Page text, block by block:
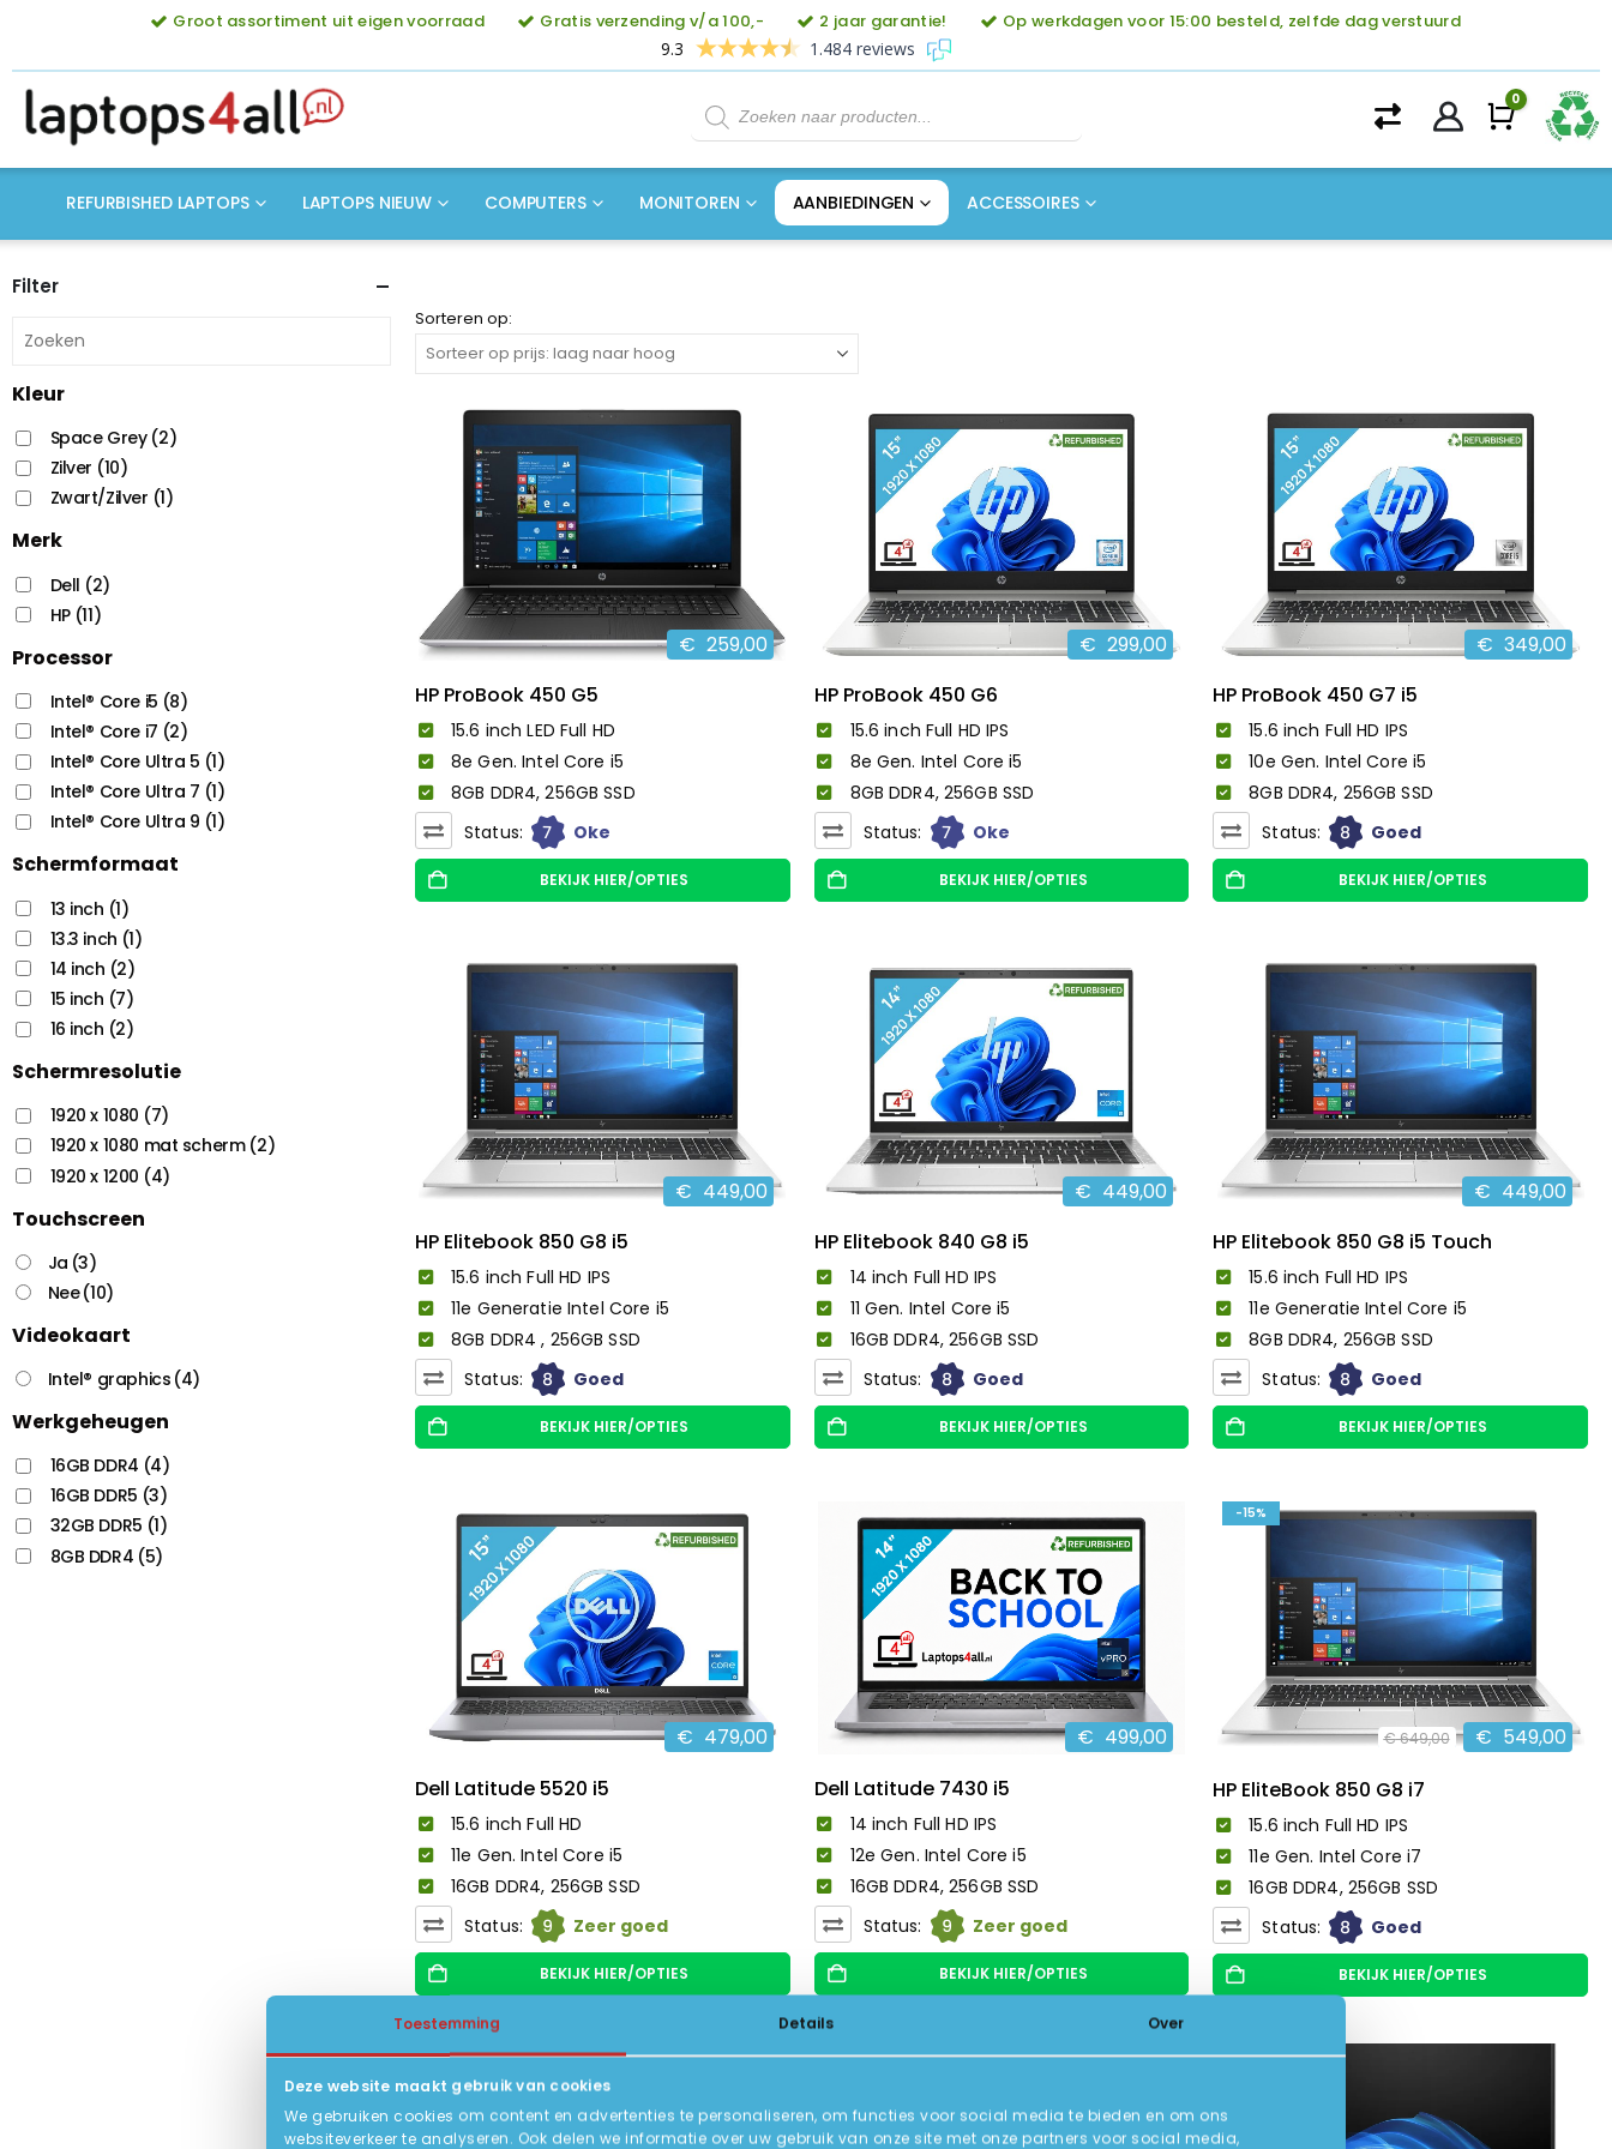
Toestemming Details Over
Deze website maakt gebruik van cookies
We gebruiken cookies om content en advertenties te personaliseren, om functies voor social media te bieden en om ons
websiteverkeer te analyseren. Ook delen we informatie over uw gebruik van onze site met onze partners voor social media,
Groot assortiment uit eigen voorraad Gratis verzending v/a 100,- 2 jaar garantie!
Op werkdagen voor 15:00 besteld, zelfde dag verstuurd
9.3
1.484 reviews
Producten
zoeken
0
REFURBISHED LAPTOPS LAPTOPS NIEUW COMPUTERS MONITOREN AANBIEDINGEN ACCESSOIRES
Sorteren op:
€ 259,00
HP ProBook 450 G5
15.6 inch LED Full HD
8e Gen. Intel Core i5
8GB DDR4, 256GB SSD
Status:
7 Oke
BEKIJK HIER/OPTIES
€ 299,00
HP ProBook 450 G6
15.6 inch Full HD IPS
8e Gen. Intel Core i5
8GB DDR4, 256GB SSD
Status:
7 Oke
BEKIJK HIER/OPTIES
€ 349,00
HP ProBook 450 G7 i5
15.6 inch Full HD IPS
10e Gen. Intel Core i5
8GB DDR4, 256GB SSD
Status:
8 Goed
BEKIJK HIER/OPTIES
€ 449,00
HP Elitebook 850 G8 i5
15.6 inch Full HD IPS
11e Generatie Intel Core i5
8GB DDR4 , 256GB SSD
Status:
8 Goed
BEKIJK HIER/OPTIES
€ 449,00
HP Elitebook 840 G8 i5
14 inch Full HD IPS
11 Gen. Intel Core i5
16GB DDR4, 256GB SSD
Status:
8 Goed
BEKIJK HIER/OPTIES
€ 449,00
HP Elitebook 850 G8 i5 Touch
15.6 inch Full HD IPS
11e Generatie Intel Core i5
8GB DDR4, 256GB SSD
Status:
8 Goed
BEKIJK HIER/OPTIES
€ 479,00
Dell Latitude 5520 i5
15.6 inch Full HD
11e Gen. Intel Core i5
16GB DDR4, 256GB SSD
Status:
9 Zeer goed
BEKIJK HIER/OPTIES
€ 499,00
Dell Latitude 7430 i5
14 inch Full HD IPS
12e Gen. Intel Core i5
16GB DDR4, 256GB SSD
Status:
9 Zeer goed
BEKIJK HIER/OPTIES
-15%
€649,00 € 549,00
HP EliteBook 850 G8 i7
15.6 inch Full HD IPS
11e Gen. Intel Core i7
16GB DDR4, 256GB SSD
Status:
8 Goed
BEKIJK HIER/OPTIES
-40% -42% -35%
Filter
Kleur
Space Grey (2)
Zilver (10)
Zwart/Zilver (1)
Merk
Dell (2)
HP (11)
Processor
Intel® Core i5 (8)
Intel® Core i7 (2)
Intel® Core Ultra 5 (1)
Intel® Core Ultra 7 (1)
Intel® Core Ultra 9 (1)
Schermformaat
13 inch (1)
13.3 inch (1)
14 inch (2)
15 inch (7)
16 inch (2)
Schermresolutie
1920 x 1080 (7)
1920 x 1080 mat scherm (2)
1920 x 1200 (4)
Touchscreen
Ja (3)
Nee(10)
Videokaart
Intel® graphics (4)
Werkgeheugen
16GB DDR4 (4)
16GB DDR5 (3)
32GB DDR5 (1)
8GB DDR4 (5)